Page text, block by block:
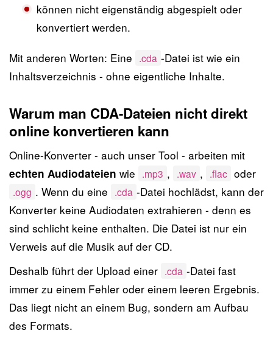
können nicht eigenständig abgespielt oder
konvertiert werden.
Mit anderen Worten: Eine .cda -Datei ist wie ein
Inhaltsverzeichnis - ohne eigentliche Inhalte.
Warum man CDA-Dateien nicht direkt
online konvertieren kann
Online-Konverter - auch unser Tool - arbeiten mit
echten Audiodateien wie .mp3 , .wav , .flac oder
.ogg . Wenn du eine .cda -Datei hochlädst, kann der
Konverter keine Audiodaten extrahieren - denn es
sind schlicht keine enthalten. Die Datei ist nur ein
Verweis auf die Musik auf der CD.
Deshalb führt der Upload einer .cda -Datei fast
immer zu einem Fehler oder einem leeren Ergebnis.
Das liegt nicht an einem Bug, sondern am Aufbau
des Formats.